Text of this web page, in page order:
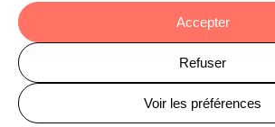
Accepter
Refuser
Voir les préférences
06 52 05 69 65
© Copyright Chris Class' Chic & Charm'